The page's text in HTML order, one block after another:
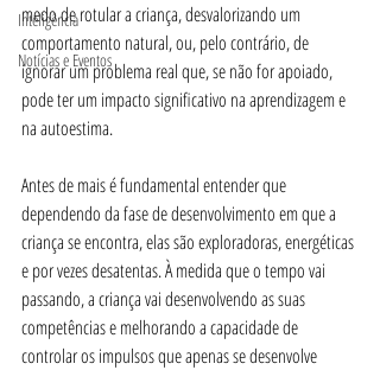
Inteligência
Notícias e Eventos
medo de rotular a criança, desvalorizando um
comportamento natural, ou, pelo contrário, de
ignorar um problema real que, se não for apoiado,
pode ter um impacto significativo na aprendizagem e
na autoestima.
Antes de mais é fundamental entender que
dependendo da fase de desenvolvimento em que a
criança se encontra, elas são exploradoras, energéticas
e por vezes desatentas. À medida que o tempo vai
passando, a criança vai desenvolvendo as suas
competências e melhorando a capacidade de
controlar os impulsos que apenas se desenvolve